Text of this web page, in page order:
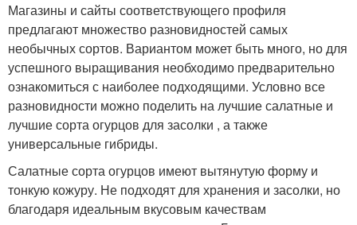
Магазины и сайты соответствующего профиля
предлагают множество разновидностей самых
необычных сортов. Вариантом может быть много, но для
успешного выращивания необходимо предварительно
ознакомиться с наиболее подходящими. Условно все
разновидности можно поделить на лучшие салатные и
лучшие сорта огурцов для засолки , а также
универсальные гибриды.
Салатные сорта огурцов имеют вытянутую форму и
тонкую кожуру. Не подходят для хранения и засолки, но
благодаря идеальным вкусовым качествам